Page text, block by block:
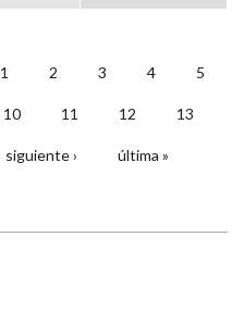
1 2 3 4 5
10 11 12 13
siguiente › última »